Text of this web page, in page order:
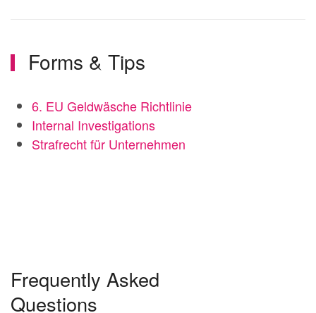
Forms & Tips
6. EU Geldwäsche Richtlinie
Internal Investigations
Strafrecht für Unternehmen
Frequently Asked
Questions